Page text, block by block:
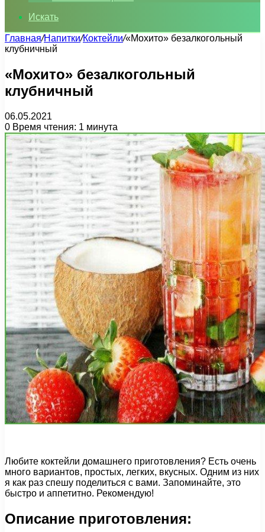
Искать
Главная/Напитки/Коктейли/«Мохито» безалкогольный
клубничный
«Мохито» безалкогольный
клубничный
06.05.2021
0 Время чтения: 1 минута
Любите коктейли домашнего приготовления? Есть очень
много вариантов, простых, легких, вкусных. Одним из них
я как раз спешу поделиться с вами. Запоминайте, это
быстро и аппетитно. Рекомендую!
Описание приготовления: